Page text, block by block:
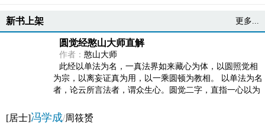
新书上架 更多...
圆觉经憨山大师直解
作者： 憨山大师
此经以单法为名，一真法界如来藏心为体，以圆照觉相
为宗，以离妄证真为用，以一乘圆顿为教相。 以单法为名
者，论云所言法者，谓众生心。圆觉二字，直指一心以为
[居士]冯学成/周筱赟